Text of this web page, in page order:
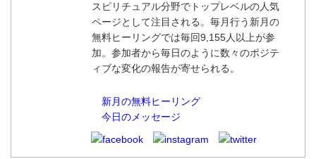
スピリチュアル分野でトップレベルの人気
ページとして注目される。毎月行う新月の
無料ヒーリングでは毎回9,155人以上が参
加。参加者から毎日のように数々のポジテ
ィブな変化の報告が寄せられる。
新月の無料ヒーリング
今日のメッセージ